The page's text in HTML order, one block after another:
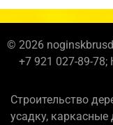
© 2026
+7 921 027-89-78;
Строительство
усадку,